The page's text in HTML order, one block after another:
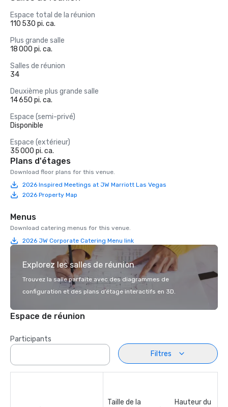
Espace total de la réunion
110 530 pi. ca.
Plus grande salle
18 000 pi. ca.
Salles de réunion
34
Deuxième plus grande salle
14 650 pi. ca.
Espace (semi-privé)
Disponible
Espace (extérieur)
35 000 pi. ca.
Plans d'étages
Download floor plans for this venue.
2026 Inspired Meetings at JW Marriott Las Vegas
2026 Property Map
Menus
Download catering menus for this venue.
2026 JW Corporate Catering Menu link
Explorez les salles de réunion
Trouvez la salle parfaite avec des diagrammes de
configuration et des plans d’étage interactifs en 3D.
Espace de réunion
Participants
Filtres
Taille de la
Hauteur du